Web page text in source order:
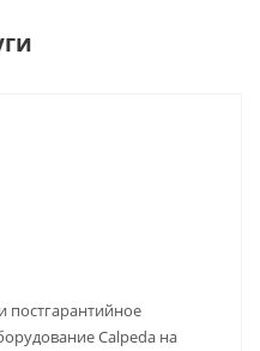
постгарантийное
Calpeda на